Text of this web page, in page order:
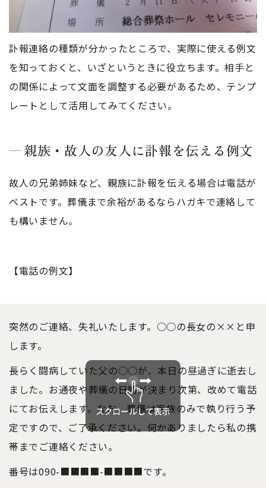
訃報連絡の種類が分かったところで、実際に使える例文
を知っておくと、いざというときに役立ちます。相手と
の関係によって文面を調整する必要があるため、テンプ
レートとして活用してみてください。
親族・故人の友人に訃報を伝える例文
故人の兄弟姉妹など、親族に訃報を伝える場合は電話が
ベストです。葬儀まで余裕があるならハガキで連絡して
も構いません。
【電話の例文】
突然のご連絡、失礼いた します。○○の長女の××と申
します。
長らく闘病していた父の○○が、本日の昼過ぎに逝去し
ました。お通夜や葬儀の日時が決まり次第、改めて電話
にてお伝えします。なお、葬儀は家族のみで執り行う予
定ですので、ご了承ください。何かありましたら私の携
帯までご連絡ください。
番号は090-■■■■-■■■■です。